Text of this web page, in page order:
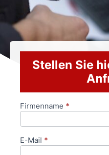
Stellen Sie
Anfrageformular
Firmenname *
E-Mail *